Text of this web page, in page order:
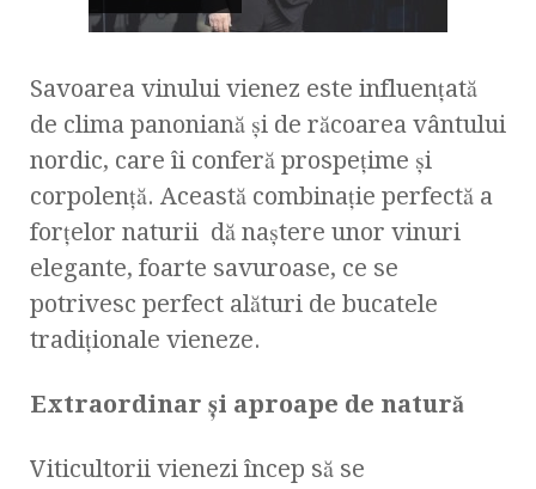
Savoarea vinului vienez este influenţată
de clima panoniană şi de răcoarea vântului
nordic, care îi conferă prospeţime şi
corpolenţă. Această combinaţie perfectă a
forţelor naturii dă naştere unor vinuri
elegante, foarte savuroase, ce se
potrivesc perfect alături de bucatele
tradiţionale vieneze.
Extraordinar şi aproape de natură
Viticultorii vienezi încep să se